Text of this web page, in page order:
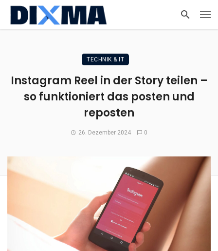
TECHNIK & IT
Instagram Reel in der Story teilen –
so funktioniert das posten und
reposten
26. Dezember 2024 0